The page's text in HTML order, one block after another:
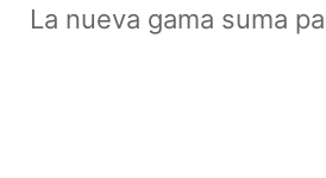
La nueva gama suma